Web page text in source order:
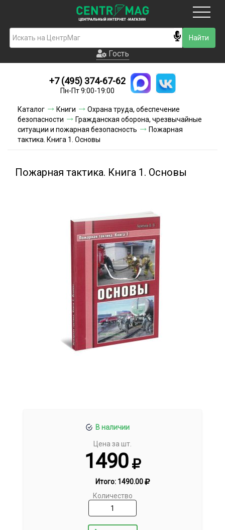
Гость
Новинки
Условия доставки
Условия оплаты
Акции и скидки
Гость
+7 (495) 374-67-62
Пн-Пт 9:00-19:00
Каталог Книги
Охрана труда, обеспечение
безопасности
Гражданская оборона, чрезвычайные
ситуации и пожарная безопасность
Пожарная
тактика. Книга 1. Основы
Пожарная тактика. Книга 1. Основы
В наличии
Цена за шт.
1490
Итого: 1490.00
Количество